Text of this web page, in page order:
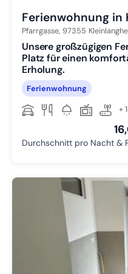
Ferienwohnung in
Pfarrgasse, 97355
Unsere großzügigen
Platz für einen
Erholung.
Ferienwohnung
+
Durchschnitt pro Nacht &